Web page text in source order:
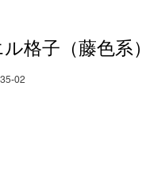
格子（藤色系）
02